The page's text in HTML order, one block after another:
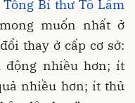
Tổng Bí thư Tô Lâm
muốn nhất ở
thay ở cấp cơ sở:
động nhiều hơn; ít
nhiều hơn; ít thủ